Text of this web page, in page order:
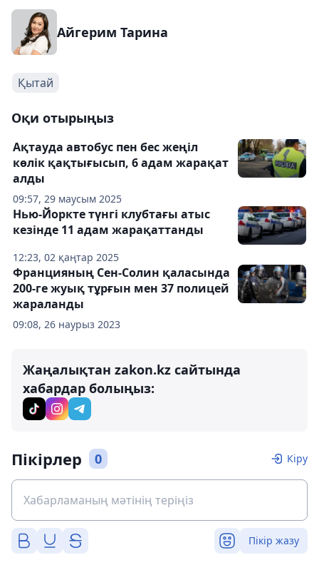
Айгерим Тарина
Қытай
Оқи отырыңыз
09:57, 29 маусым 2025
Ақтауда автобус пен бес жеңіл
көлік қақтығысып, 6 адам жарақат
алды
12:23, 02 қаңтар 2025
Нью-Йоркте түнгі клубтағы атыс
кезінде 11 адам жарақаттанды
09:08, 26 наурыз 2023
Францияның Сен-Солин қаласында
200-ге жуық тұрғын мен 37 полицей
жараланды
Жаңалықтан zakon.kz сайтында
хабардар болыңыз:
Пікірлер 0 Кіру
Пікір жазу